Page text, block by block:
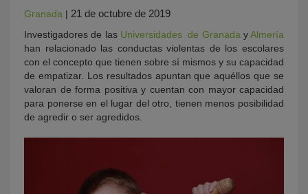
Granada | 21 de octubre de 2019
Investigadores de las Universidades de Granada yAlmería
han relacionado las conductas violentas de los escolares
con el concepto que tienen sobre sí mismos y su capacidad
de empatizar. Los resultados apuntan que aquéllos que se
valoran de forma positiva y cuentan con mayor capacidad
para ponerse en el lugar del otro, tienen menos posibilidad
de agredir o ser agredidos.